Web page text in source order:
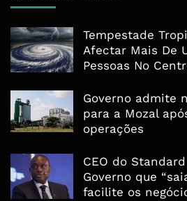
Tempestade
Afectar Mais De
Pessoas No
Governo admite
para a Mozal
operações
CEO do
Governo que
facilite os